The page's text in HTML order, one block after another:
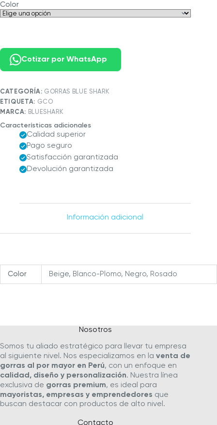
Color
Cotizar por WhatsApp
CATEGORÍA: GORRAS BLUE SHARK
ETIQUETA: GCO
MARCA: BLUESHARK
Características adicionales
Calidad superior
Pago seguro
Satisfacción garantizada
Devolución garantizada
Información adicional
Color Beige, Blanco-Plomo, Negro, Rosado
Nosotros
Somos tu aliado estratégico para llevar tu empresa
al siguiente nivel. Nos especializamos en la venta de
gorras al por mayor en Perú, con un enfoque en
calidad, diseño y personalización. Nuestra línea
exclusiva de gorras premium, es ideal para
mayoristas, empresas y emprendedores que
buscan destacar con productos de alto nivel.
Contacto